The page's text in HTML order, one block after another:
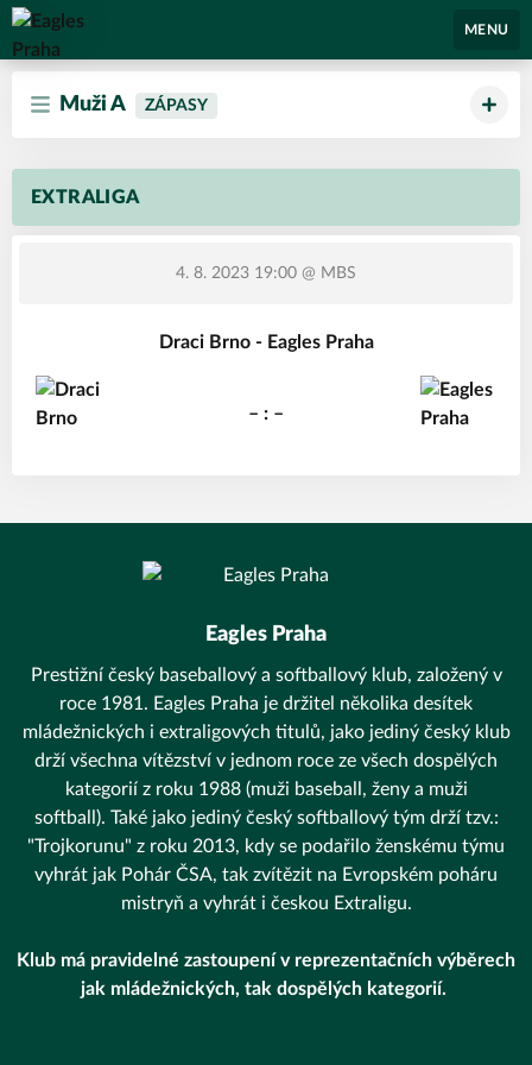
Eagles Praha
MENU
Muži A ZÁPASY
EXTRALIGA
4. 8. 2023 19:00 @ MBS
Draci Brno - Eagles Praha
– : –
Eagles Praha
Prestižní český baseballový a softballový klub, založený v
roce 1981. Eagles Praha je držitel několika desítek
mládežnických i extraligových titulů, jako jediný český klub
drží všechna vítězství v jednom roce ze všech dospělých
kategorií z roku 1988 (muži baseball, ženy a muži
softball). Také jako jediný český softballový tým drží tzv.:
"Trojkorunu" z roku 2013, kdy se podařilo ženskému týmu
vyhrát jak Pohár ČSA, tak zvítězit na Evropském poháru
mistryň a vyhrát i českou Extraligu.
Klub má pravidelné zastoupení v reprezentačních výběrech
jak mládežnických, tak dospělých kategorií.